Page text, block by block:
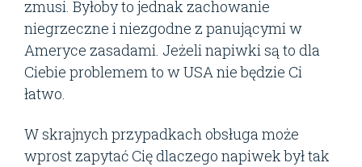
zmusi. Byłoby to jednak zachowanie
niegrzeczne i niezgodne z panującymi w
Ameryce zasadami. Jeżeli napiwki są to dla
Ciebie problemem to w USA nie będzie Ci
łatwo.
W skrajnych przypadkach obsługa może
wprost zapytać Cię dlaczego napiwek był tak